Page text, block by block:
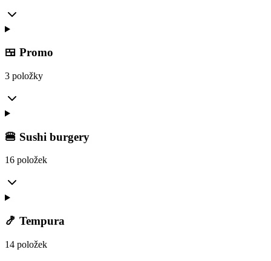
🍱 Promo
3 položky
🍔 Sushi burgery
16 položek
🍤 Tempura
14 položek